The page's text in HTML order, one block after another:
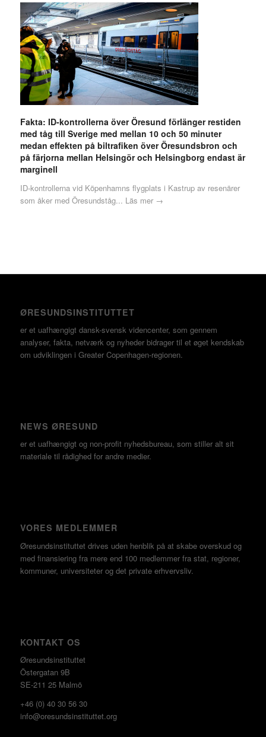
Fakta: ID-kontrollerna över Öresund förlänger restiden
med tåg till Sverige med mellan 10 och 50 minuter
medan effekten på biltrafiken över Öresundsbron och
på färjorna mellan Helsingör och Helsingborg endast är
marginell
ID-kontrollerna vid Köpenhamns flygplats i Kastrup av resenärer
som åker med Öresundståg... Läs mer →
ØRESUNDSINSTITUTTET
er et uafhængigt dansk-svensk videncenter, som gennem
analyser, fakta, netværk og nyheder bidrager til et øget kendskab
om udviklingen i Greater Copenhagen-regionen.
NEWS ØRESUND
er et uafhængigt og non-profit nyhedsbureau, som stiller alt sit
materiale til rådighed for andre medier.
VORES MEDLEMMER
Øresundsinstituttet drives uden henblik på at skabe overskud og
med finansiering fra mere end 100 medlemmer fra stat, regioner,
kommuner, universiteter og det private erhvervsliv.
KONTAKT OS
Øresundsinstituttet
Östergatan 9B
SE-211 25 Malmö
+46 (0) 40 30 56 30
info@oresundsinstituttet.org